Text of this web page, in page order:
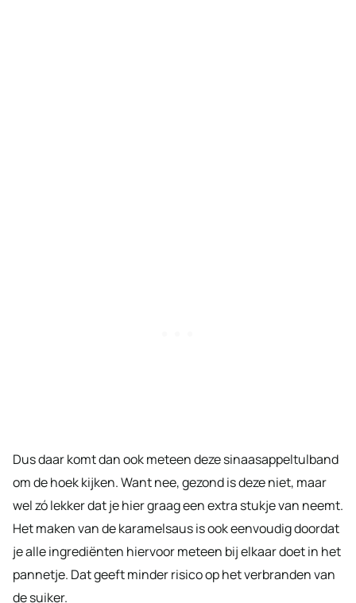
Dus daar komt dan ook meteen deze sinaasappeltulband
om de hoek kijken. Want nee, gezond is deze niet, maar
wel zó lekker dat je hier graag een extra stukje van neemt.
Het maken van de karamelsaus is ook eenvoudig doordat
je alle ingrediënten hiervoor meteen bij elkaar doet in het
pannetje. Dat geeft minder risico op het verbranden van
de suiker.